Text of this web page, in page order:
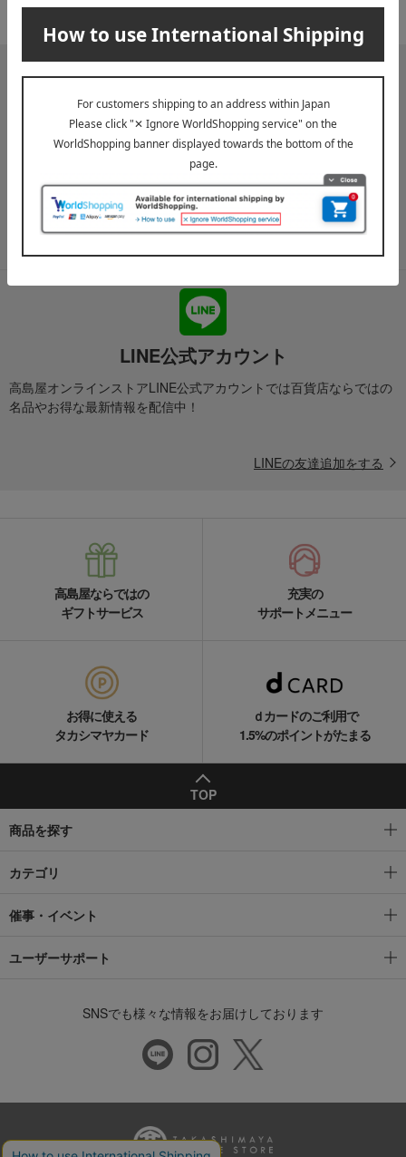
ております。
メールマガジン
送料無料クーポンやキャンペーン、新着・SALE・おすすめ商品な
ど、「高島屋オンラインストア」のお得＆うれしい情報をお届けい
たします。
LINE公式アカウント
高島屋オンラインストアLINE公式アカウントでは百貨店ならではの
名品やお得な最新情報を配信中！
LINEの友達追加をする
高島屋ならではの
ギフトサービス
充実の
サポートメニュー
お得に使える
タカシマヤカード
ｄカードのご利用で
1.5%のポイントがたまる
TOP
商品を探す
カテゴリ
催事・イベント
ユーザーサポート
SNSでも様々な情報をお届けしております